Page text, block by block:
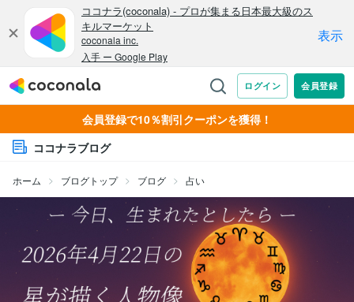
会員登録で10％割引クーポンを獲得！
ココナラブログ
ホーム ブログトップ ブログ 占い